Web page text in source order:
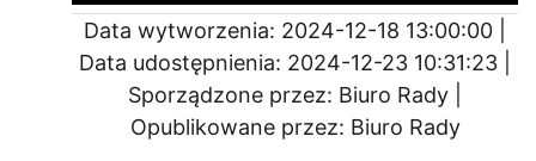
Data wytworzenia: 2024-12-18 13:00:00 |
Data udostępnienia: 2024-12-23 10:31:23 |
Sporządzone przez: Biuro Rady |
Opublikowane przez: Biuro Rady